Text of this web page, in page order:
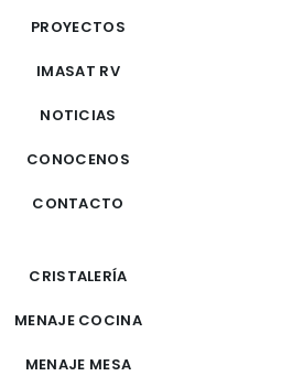
PROYECTOS
IMASAT RV
NOTICIAS
CONOCENOS
CONTACTO
CRISTALERÍA
MENAJE COCINA
MENAJE MESA